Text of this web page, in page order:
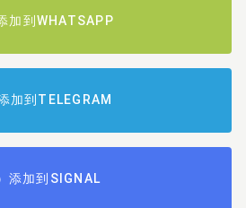
加到WHATSAPP
加到TELEGRAM
添加到SIGNAL